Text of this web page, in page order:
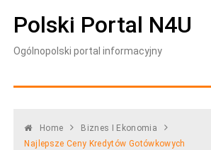
Polski Portal N4U
Ogólnopolski portal informacyjny
Home
Biznes I Ekonomia
Najlepsze Ceny Kredytów Gotówkowych